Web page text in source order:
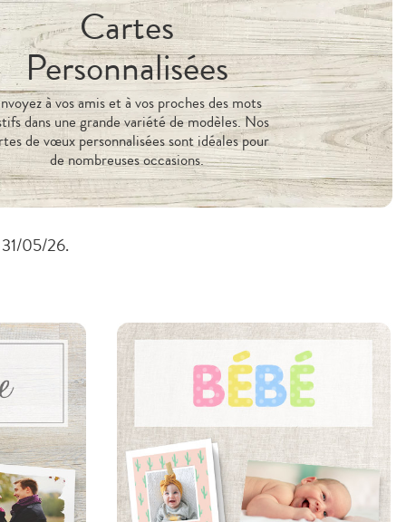
Cartes
Personnalisées
à vos amis et à vos proches des mots
dans une grande variété de modèles. Nos
de vœux personnalisées sont idéales pour
de nombreuses occasions.
31/05/26.